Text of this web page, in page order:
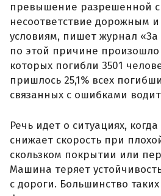
превышение разрешенной
несоответствие дорожным
условиям, пишет журнал «За
по этой причине произошло
которых погибли 3501
пришлось 25,1% всех
связанных с ошибками
Речь идет о ситуациях,
снижает скорость при
скользком покрытии или
Машина теряет
с дороги. Большинство